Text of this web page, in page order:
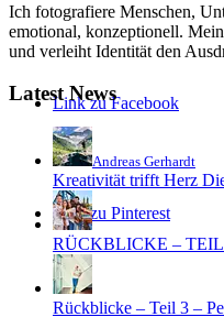
Link zu Facebook
Link zu Pinterest
Ich fotografiere Menschen,
emotional, konzeptionell.
und verleiht Identität den
Latest News
Andreas Gerhardt
Kreativität trifft Herz
RÜCKBLICKE – TEIL
Rückblicke – Teil 3 –